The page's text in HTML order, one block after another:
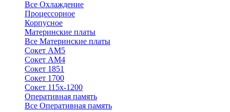
Все Охлаждение
Процессорное
Корпусное
Материнские платы
Все Материнские платы
Сокет АМ5
Сокет АМ4
Сокет 1851
Сокет 1700
Сокет 115х-1200
Оперативная память
Все Оперативная память